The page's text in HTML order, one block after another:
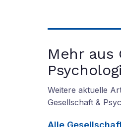
Mehr aus
Weitere aktuelle
Gesellschaft &
Alle